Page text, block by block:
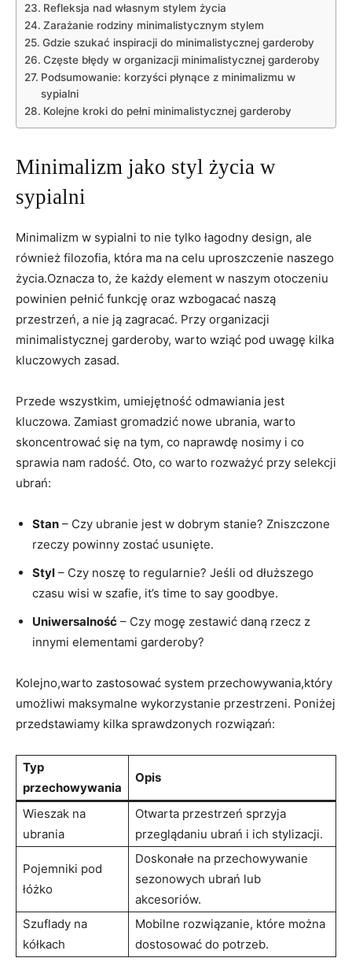
Refleksja nad własnym stylem życia
Zarażanie rodziny minimalistycznym stylem
Gdzie szukać inspiracji do minimalistycznej garderoby
Częste błędy w organizacji minimalistycznej garderoby
Podsumowanie: korzyści płynące z minimalizmu w
sypialni
Kolejne kroki do pełni minimalistycznej garderoby
Minimalizm jako styl życia w
sypialni
Minimalizm w sypialni to nie tylko łagodny design, ale
również filozofia, która ma na celu uproszczenie naszego
życia.Oznacza to, że każdy element w naszym otoczeniu
powinien pełnić funkcję oraz wzbogacać naszą
przestrzeń, a nie ją zagracać. Przy organizacji
minimalistycznej garderoby, warto wziąć pod uwagę kilka
kluczowych zasad.
Przede wszystkim, umiejętność odmawiania jest
kluczowa. Zamiast gromadzić nowe ubrania, warto
skoncentrować się na tym, co naprawdę nosimy i co
sprawia nam radość. Oto, co warto rozważyć przy selekcji
ubrań:
Stan – Czy ubranie jest w dobrym stanie? Zniszczone
rzeczy powinny zostać usunięte.
Styl – Czy noszę to regularnie? Jeśli od dłuższego
czasu wisi w szafie, it’s time to say goodbye.
Uniwersalność – Czy mogę zestawić daną rzecz z
innymi elementami garderoby?
Kolejno,warto zastosować system przechowywania,który
umożliwi maksymalne wykorzystanie przestrzeni. Poniżej
przedstawiamy kilka sprawdzonych rozwiązań:
Typ
przechowywania
Opis
Wieszak na
ubrania
Otwarta przestrzeń sprzyja
przeglądaniu ubrań i ich stylizacji.
Pojemniki pod
łóżko
Doskonałe na przechowywanie
sezonowych ubrań lub
akcesoriów.
Szuflady na
kółkach
Mobilne rozwiązanie, które można
dostosować do potrzeb.